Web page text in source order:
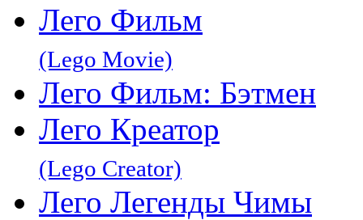
Лего Фильм
(Lego Movie)
Лего Фильм: Бэтмен
Лего Креатор
(Lego Creator)
Лего Легенды Чимы